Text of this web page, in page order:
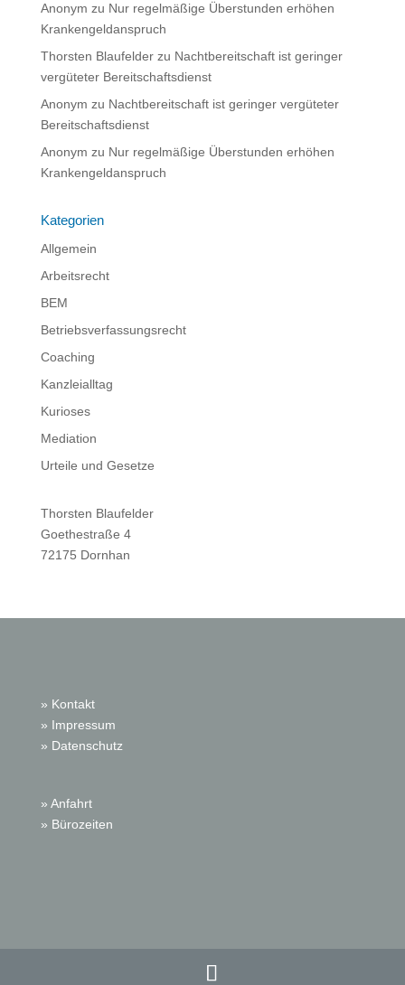
Anonym zu Nur regelmäßige Überstunden erhöhen
Krankengeldanspruch
Thorsten Blaufelderzu Nachtbereitschaft ist geringer
vergüteter Bereitschaftsdienst
Anonym zu Nachtbereitschaft ist geringer vergüteter
Bereitschaftsdienst
Anonym zu Nur regelmäßige Überstunden erhöhen
Krankengeldanspruch
Kategorien
Allgemein
Arbeitsrecht
BEM
Betriebsverfassungsrecht
Coaching
Kanzleialltag
Kurioses
Mediation
Urteile und Gesetze
Thorsten Blaufelder
Goethestraße 4
72175 Dornhan
» Kontakt
» Impressum
» Datenschutz
» Anfahrt
» Bürozeiten